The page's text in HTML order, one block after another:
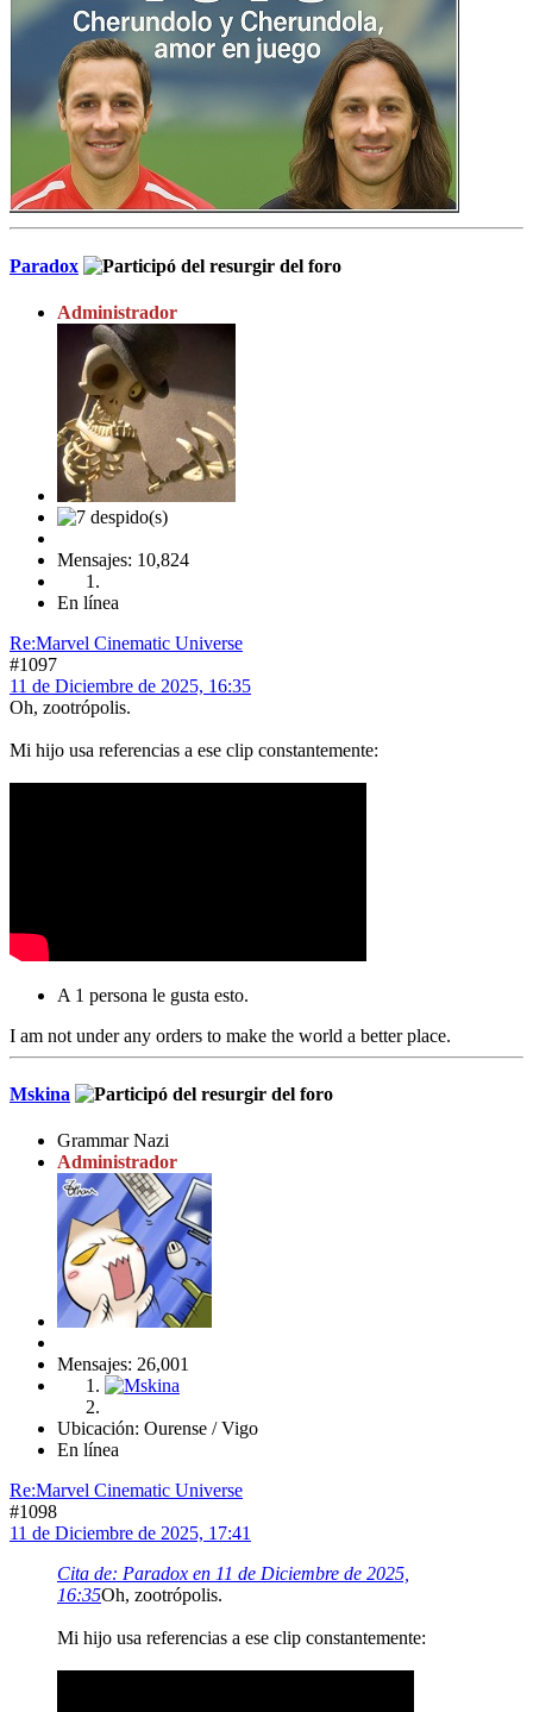
Paradox
Administrador
Mensajes: 10,824
En línea
Re:Marvel Cinematic Universe
#1097
11 de Diciembre de 2025, 16:35
Oh, zootrópolis.
Mi hijo usa referencias a ese clip constantemente:
A 1 persona le gusta esto.
I am not under any orders to make the world a better place.
Mskina
Grammar Nazi
Administrador
Mensajes: 26,001
Ubicación: Ourense / Vigo
En línea
Re:Marvel Cinematic Universe
#1098
11 de Diciembre de 2025, 17:41
Cita de: Paradox en 11 de Diciembre de 2025,
16:35Oh, zootrópolis.
Mi hijo usa referencias a ese clip constantemente: